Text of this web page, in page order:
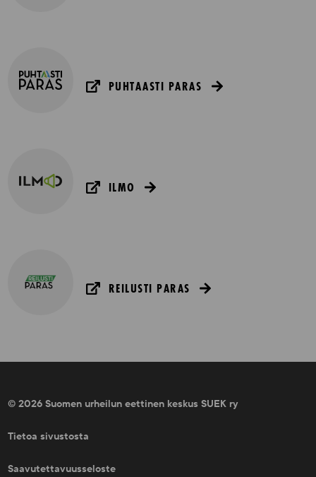
PUHTAASTI PARAS
ILMO
REILUSTI PARAS
© 2026 Suomen urheilun eettinen keskus SUEK ry
Tietoa sivustosta
Saavutettavuusseloste